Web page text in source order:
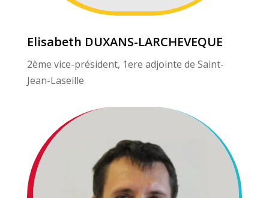
Elisabeth DUXANS-LARCHEVEQUE
2ème vice-président, 1ere adjointe de Saint-
Jean-Laseille